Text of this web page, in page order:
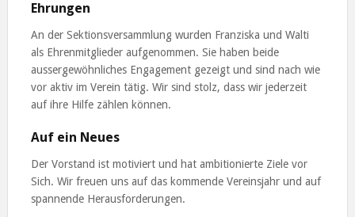
Ehrungen
An der Sektionsversammlung wurden Franziska und Walti
als Ehrenmitglieder aufgenommen. Sie haben beide
aussergewöhnliches Engagement gezeigt und sind nach wie
vor aktiv im Verein tätig. Wir sind stolz, dass wir jederzeit
auf ihre Hilfe zählen können.
Auf ein Neues
Der Vorstand ist motiviert und hat ambitionierte Ziele vor
Sich. Wir freuen uns auf das kommende Vereinsjahr und auf
spannende Herausforderungen.